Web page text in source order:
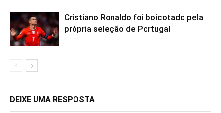
Cristiano Ronaldo foi boicotado pela
própria seleção de Portugal
DEIXE UMA RESPOSTA